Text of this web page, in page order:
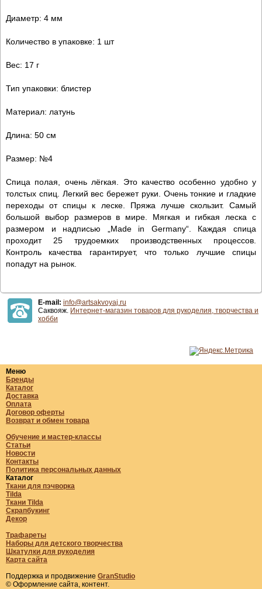
Диаметр: 4 мм
Количество в упаковке: 1 шт
Вес: 17 г
Тип упаковки: блистер
Материал: латунь
Длина: 50 см
Размер: №4
Спица полая, очень лёгкая. Это качество особенно удобно у
толстых спиц. Легкий вес бережет руки. Очень тонкие и гладкие
переходы от спицы к леске. Пряжа лучше скользит. Самый
большой выбор размеров в мире. Мягкая и гибкая леска с
размером и надписью „Made in Germany“. Каждая спица
проходит 25 трудоемких производственных процессов.
Контроль качества гарантирует, что только лучшие спицы
попадут на рынок.
E-mail: info@artsakvoyaj.ru
Саквояж. Интернет-магазин товаров для рукоделия, творчества и
хобби
Меню
Бренды
Каталог
Доставка
Оплата
Договор оферты
Возврат и обмен товара
Обучение и мастер-классы
Статьи
Новости
Контакты
Политика персональных данных
Каталог
Ткани для пэчворка
Tilda
Ткани Tilda
Скрапбукинг
Декор
Трафареты
Наборы для детского творчества
Шкатулки для рукоделия
Карта сайта
Поддержка и продвижение GranStudio
© Оформление сайта, контент.